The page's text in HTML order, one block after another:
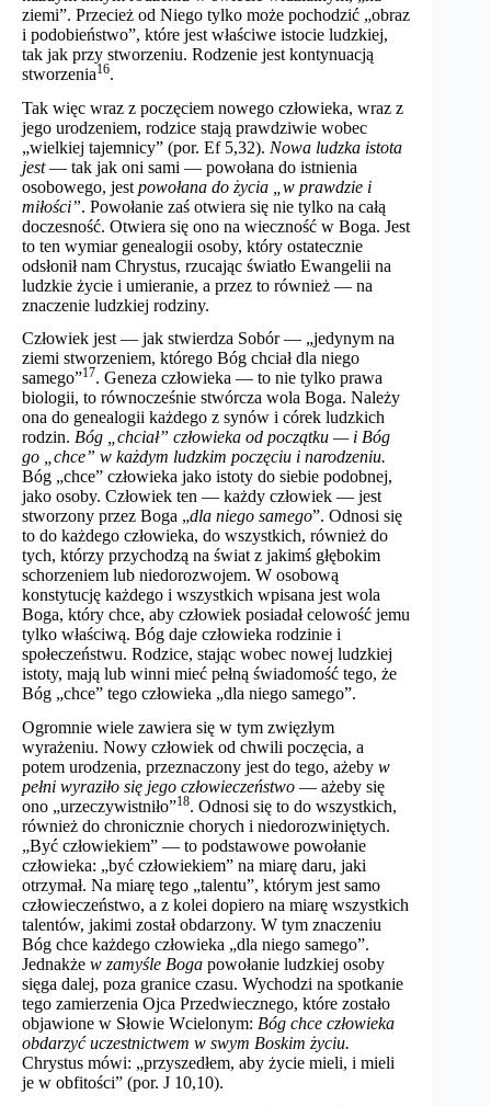
ziemi”. Przecież od Niego tylko może pochodzić „obraz
i podobieństwo”, które jest właściwe istocie ludzkiej,
tak jak przy stworzeniu. Rodzenie jest kontynuacją
stworzenia16.
Tak więc wraz z poczęciem nowego człowieka, wraz z
jego urodzeniem, rodzice stają prawdziwie wobec
„wielkiej tajemnicy” (por. Ef 5,32). Nowa ludzka istota
jest— tak jak oni sami — powołana do istnienia
osobowego, jest powołana do życia „w prawdzie i
miłości”. Powołanie zaś otwiera się nie tylko na całą
doczesność. Otwiera się ono na wieczność w Boga. Jest
to ten wymiar genealogii osoby, który ostatecznie
odsłonił nam Chrystus, rzucając światło Ewangelii na
ludzkie życie i umieranie, a przez to również — na
znaczenie ludzkiej rodziny.
Człowiek jest — jak stwierdza Sobór — „jedynym na
ziemi stworzeniem, którego Bóg chciał dla niego
samego”17. Geneza człowieka — to nie tylko prawa
biologii, to równocześnie stwórcza wola Boga. Należy
ona do genealogii każdego z synów i córek ludzkich
rodzin. Bóg „chciał” człowieka od początku — i Bóg
go „chce” w każdym ludzkim poczęciu i narodzeniu.
Bóg „chce” człowieka jako istoty do siebie podobnej,
jako osoby. Człowiek ten — każdy człowiek — jest
stworzony przez Boga „dla niego samego”. Odnosi się
to do każdego człowieka, do wszystkich, również do
tych, którzy przychodzą na świat z jakimś głębokim
schorzeniem lub niedorozwojem. W osobową
konstytucję każdego i wszystkich wpisana jest wola
Boga, który chce, aby człowiek posiadał celowość jemu
tylko właściwą. Bóg daje człowieka rodzinie i
społeczeństwu. Rodzice, stając wobec nowej ludzkiej
istoty, mają lub winni mieć pełną świadomość tego, że
Bóg „chce” tego człowieka „dla niego samego”.
Ogromnie wiele zawiera się w tym zwięzłym
wyrażeniu. Nowy człowiek od chwili poczęcia, a
potem urodzenia, przeznaczony jest do tego, ażeby w
pełni wyraziło się jego człowieczeństwo — ażeby się
ono „urzeczywistniło”18. Odnosi się to do wszystkich,
również do chronicznie chorych i niedorozwiniętych.
„Być człowiekiem” — to podstawowe powołanie
człowieka: „być człowiekiem” na miarę daru, jaki
otrzymał. Na miarę tego „talentu”, którym jest samo
człowieczeństwo, a z kolei dopiero na miarę wszystkich
talentów, jakimi został obdarzony. W tym znaczeniu
Bóg chce każdego człowieka „dla niego samego”.
Jednakże w zamyśle Boga powołanie ludzkiej osoby
sięga dalej, poza granice czasu. Wychodzi na spotkanie
tego zamierzenia Ojca Przedwiecznego, które zostało
objawione w Słowie Wcielonym: Bóg chce człowieka
obdarzyć uczestnictwem w swym Boskim życiu.
Chrystus mówi: „przyszedłem, aby życie mieli, i mieli
je w obfitości” (por. J 10,10).